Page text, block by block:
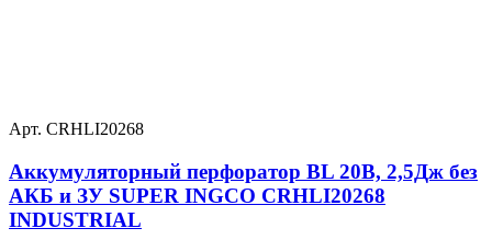
Арт. CRHLI20268
Аккумуляторный перфоратор BL 20В, 2,5Дж без
АКБ и ЗУ SUPER INGCO CRHLI20268
INDUSTRIAL